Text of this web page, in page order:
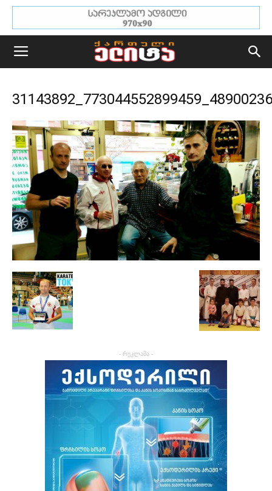
- რეკლამა -